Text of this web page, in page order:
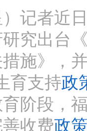
记者近
究出台
施》，
育支持政
阶段，
收费政